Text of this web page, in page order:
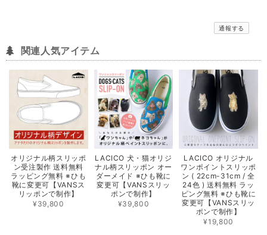
通報する
関連人気アイテム
オリジナル柄スリッポ
ン受注製作 送料無料
ラッピング無料 ※ひも
靴に変更可【VANSス
リッポンで制作】
¥39,800
LACICO 犬・猫オリジ
ナル柄スリッポン オー
ダーメイド ※ひも靴に
変更可【VANSスリッ
ポンで制作】
¥39,800
LACICO オリジナル
ワンポイントスリッポ
ン ( 22cm-31cm / 全
24色 ) 送料無料 ラッ
ピング無料 ※ひも靴に
変更可【VANSスリッ
ポンで制作】
¥19,800